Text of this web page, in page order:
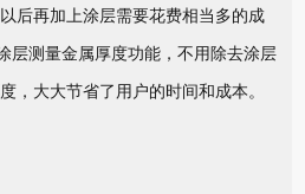
后再加上涂层需要花费相当多的成
层测量金属厚度功能，不用除去涂层
，大大节省了用户的时间和成本。